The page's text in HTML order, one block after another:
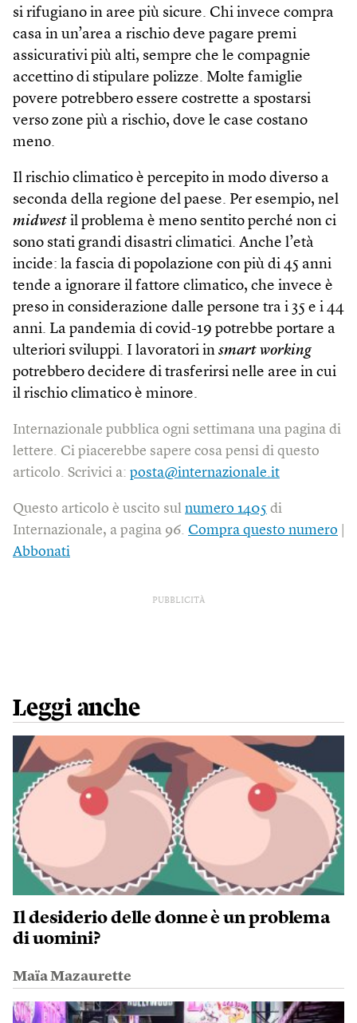
si rifugiano in aree più sicure. Chi invece compra
casa in un’area a rischio deve pagare premi
assicurativi più alti, sempre che le compagnie
accettino di stipulare polizze. Molte famiglie
povere potrebbero essere costrette a spostarsi
verso zone più a rischio, dove le case costano
meno.
Il rischio climatico è percepito in modo diverso a
seconda della regione del paese. Per esempio, nel
midwest il problema è meno sentito perché non ci
sono stati grandi disastri climatici. Anche l’età
incide: la fascia di popolazione con più di 45 anni
tende a ignorare il fattore climatico, che invece è
preso in considerazione dalle persone tra i 35 e i 44
anni. La pandemia di covid-19 potrebbe portare a
ulteriori sviluppi. I lavoratori in smart working
potrebbero decidere di trasferirsi nelle aree in cui
il rischio climatico è minore.
Internazionale pubblica ogni settimana una pagina di
lettere. Ci piacerebbe sapere cosa pensi di questo
articolo. Scrivici a: posta@internazionale.it
Questo articolo è uscito sul numero 1405 di
Internazionale, a pagina 96. Compra questo numero
Abbonati
PUBBLICITÀ
Leggi anche
Il desiderio delle donne è un problema
di uomini?
Maïa Mazaurette